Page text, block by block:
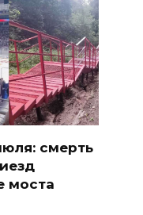
смерть
моста